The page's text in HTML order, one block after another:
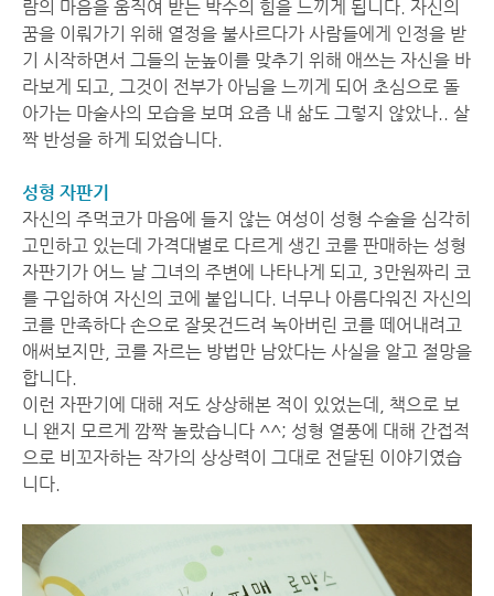
람의 마음을 움직여 받는 박수의 힘을 느끼게 됩니다. 자신의
꿈을 이뤄가기 위해 열정을 불사르다가 사람들에게 인정을 받
기 시작하면서 그들의 눈높이를 맞추기 위해 애쓰는 자신을 바
라보게 되고, 그것이 전부가 아님을 느끼게 되어 초심으로 돌
아가는 마술사의 모습을 보며 요즘 내 삶도 그렇지 않았나.. 살
짝 반성을 하게 되었습니다.
성형 자판기
자신의 주먹코가 마음에 들지 않는 여성이 성형 수술을 심각히
고민하고 있는데 가격대별로 다르게 생긴 코를 판매하는 성형
자판기가 어느 날 그녀의 주변에 나타나게 되고, 3만원짜리 코
를 구입하여 자신의 코에 붙입니다. 너무나 아름다워진 자신의
코를 만족하다 손으로 잘못건드려 녹아버린 코를 떼어내려고
애써보지만, 코를 자르는 방법만 남았다는 사실을 알고 절망을
합니다.
이런 자판기에 대해 저도 상상해본 적이 있었는데, 책으로 보
니 왠지 모르게 깜짝 놀랐습니다 ^^; 성형 열풍에 대해 간접적
으로 비꼬자하는 작가의 상상력이 그대로 전달된 이야기였습
니다.